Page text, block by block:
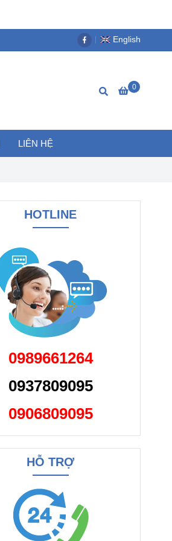
English
0
LIÊN HỆ
HOTLINE
0989661264
0937809095
0906809095
HỖ TRỢ